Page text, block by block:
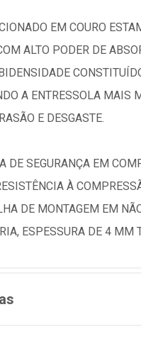
EM COURO
ALTO PODER DE
A ENTRESSOLA MAIS
E DESGASTE.
DE SEGURANÇA EM
À
DE MONTAGEM EM
ESPESSURA DE 4 MM